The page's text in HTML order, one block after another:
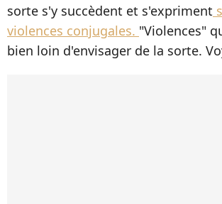
sorte s'y succèdent et s'expriment
violences conjugales. "Violences"
bien loin d'envisager de la sorte.